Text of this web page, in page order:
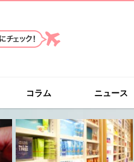
コラム ニュース